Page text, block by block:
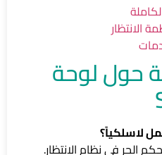
حول لوحة
الحر في نظام الانتظار.